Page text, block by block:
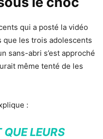
qui a posté la vidéo
que les trois adolescents
sans-abri s’est approché
même tenté de les
:
QUE LEURS